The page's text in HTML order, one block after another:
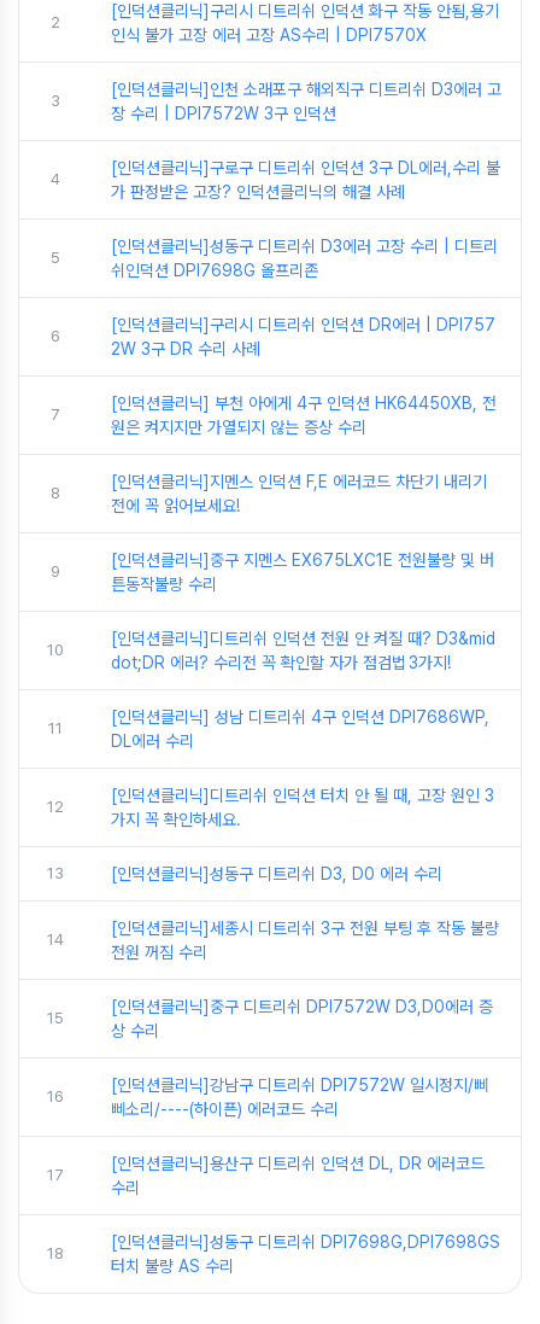
2
[인덕션클리닉]구리시 디트리쉬 인덕션 화구 작동 안됨,용기
인식 불가 고장 에러 고장 AS수리 | DPI7570X
3
[인덕션클리닉]인천 소래포구 해외직구 디트리쉬 D3에러 고
장 수리 | DPI7572W 3구 인덕션
4
[인덕션클리닉]구로구 디트리쉬 인덕션 3구 DL에러,수리 불
가 판정받은 고장? 인덕션클리닉의 해결 사례
5
[인덕션클리닉]성동구 디트리쉬 D3에러 고장 수리 | 디트리
쉬인덕션 DPI7698G 올프리존
6
[인덕션클리닉]구리시 디트리쉬 인덕션 DR에러 | DPI757
2W 3구 DR 수리 사례
7
[인덕션클리닉] 부천 아에게 4구 인덕션 HK64450XB, 전
원은 켜지지만 가열되지 않는 증상 수리
8
[인덕션클리닉]지멘스 인덕션 F,E 에러코드 차단기 내리기
전에 꼭 읽어보세요!
9
[인덕션클리닉]중구 지멘스 EX675LXC1E 전원불량 및 버
튼동작불량 수리
10
[인덕션클리닉]디트리쉬 인덕션 전원 안 켜질 때? D3&mid
dot;DR 에러? 수리전 꼭 확인할 자가 점검법 3가지!
11
[인덕션클리닉] 성남 디트리쉬 4구 인덕션 DPI7686WP,
DL에러 수리
12
[인덕션클리닉]디트리쉬 인덕션 터치 안 될 때, 고장 원인 3
가지 꼭 확인하세요.
13 [인덕션클리닉]성동구 디트리쉬 D3, D0 에러 수리
14
[인덕션클리닉]세종시 디트리쉬 3구 전원 부팅 후 작동 불량
전원 꺼짐 수리
15
[인덕션클리닉]중구 디트리쉬 DPI7572W D3,D0에러 증
상 수리
16
[인덕션클리닉]강남구 디트리쉬 DPI7572W 일시정지/삐
삐소리/----(하이픈) 에러코드 수리
17
[인덕션클리닉]용산구 디트리쉬 인덕션 DL, DR 에러코드
수리
18
[인덕션클리닉]성동구 디트리쉬 DPI7698G,DPI7698GS
터치 불량 AS 수리